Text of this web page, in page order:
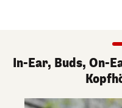
In-Ear, Buds, On-